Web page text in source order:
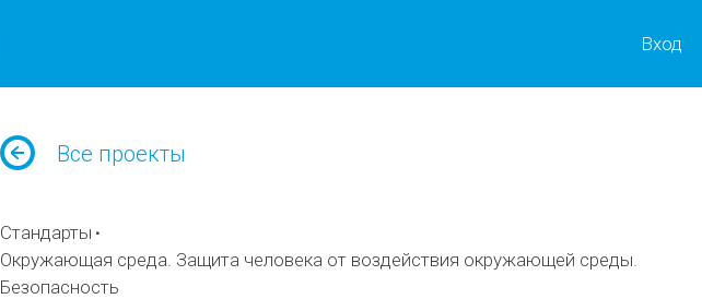
Вход
Все проекты
Стандарты
Окружающая среда. Защита человека от воздействия окружающей среды.
Безопасность